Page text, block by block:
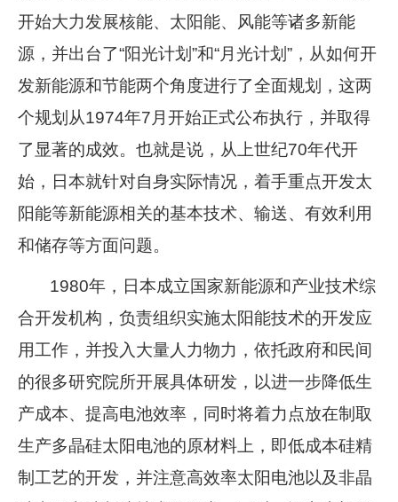
开始大力发展核能、太阳能、风能等诸多新能
源，并出台了“阳光计划”和“月光计划”，从如何开
发新能源和节能两个角度进行了全面规划，这两
个规划从1974年7月开始正式公布执行，并取得
了显著的成效。也就是说，从上世纪70年代开
始，日本就针对自身实际情况，着手重点开发太
阳能等新能源相关的基本技术、输送、有效利用
和储存等方面问题。
1980年，日本成立国家新能源和产业技术综
合开发机构，负责组织实施太阳能技术的开发应
用工作，并投入大量人力物力，依托政府和民间
的很多研究院所开展具体研发，以进一步降低生
产成本、提高电池效率，同时将着力点放在制取
生产多晶硅太阳电池的原材料上，即低成本硅精
制工艺的开发，并注意高效率太阳电池以及非晶